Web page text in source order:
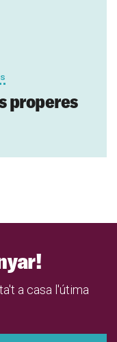
properes
a casa l'útima